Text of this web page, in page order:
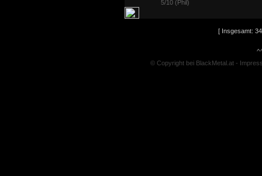
5/10 (Phil)
[ Insgesamt:
© Copyright bei BlackMetal.at -